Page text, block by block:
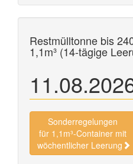
Restmülltonne bis
1,1m³ (14-tägige
Sonderregelungen
für 1,1m³-Container mit
wöchentlicher Leerung